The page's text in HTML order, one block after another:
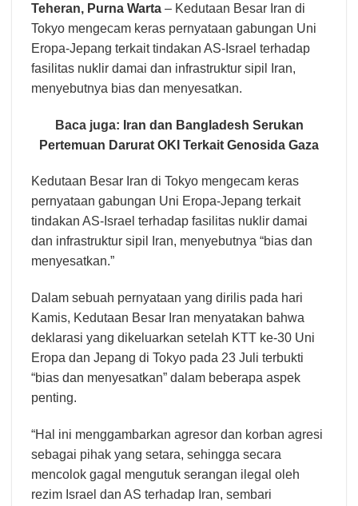
Teheran, Purna Warta – Kedutaan Besar Iran di
Tokyo mengecam keras pernyataan gabungan Uni
Eropa-Jepang terkait tindakan AS-Israel terhadap
fasilitas nuklir damai dan infrastruktur sipil Iran,
menyebutnya bias dan menyesatkan.
Baca juga: Iran dan Bangladesh Serukan
Pertemuan Darurat OKI Terkait Genosida Gaza
Kedutaan Besar Iran di Tokyo mengecam keras
pernyataan gabungan Uni Eropa-Jepang terkait
tindakan AS-Israel terhadap fasilitas nuklir damai
dan infrastruktur sipil Iran, menyebutnya “bias dan
menyesatkan.”
Dalam sebuah pernyataan yang dirilis pada hari
Kamis, Kedutaan Besar Iran menyatakan bahwa
deklarasi yang dikeluarkan setelah KTT ke-30 Uni
Eropa dan Jepang di Tokyo pada 23 Juli terbukti
“bias dan menyesatkan” dalam beberapa aspek
penting.
“Hal ini menggambarkan agresor dan korban agresi
sebagai pihak yang setara, sehingga secara
mencolok gagal mengutuk serangan ilegal oleh
rezim Israel dan AS terhadap Iran, sembari